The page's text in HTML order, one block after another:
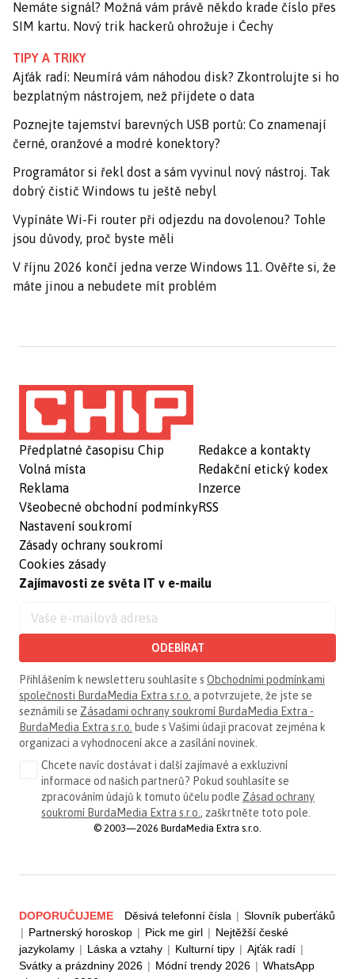
Nemáte signál? Možná vám právě někdo krade číslo přes
SIM kartu. Nový trik hackerů ohrožuje i Čechy
TIPY A TRIKY
Ajťák radí: Neumírá vám náhodou disk? Zkontrolujte si ho
bezplatným nástrojem, než přijdete o data
Poznejte tajemství barevných USB portů: Co znamenají
černé, oranžové a modré konektory?
Programátor si řekl dost a sám vyvinul nový nástroj. Tak
dobrý čistič Windows tu ještě nebyl
Vypínáte Wi-Fi router při odjezdu na dovolenou? Tohle
jsou důvody, proč byste měli
V říjnu 2026 končí jedna verze Windows 11. Ověřte si, že
máte jinou a nebudete mít problém
Předplatné časopisu Chip
Volná místa
Reklama
Všeobecné obchodní podmínky
Nastavení soukromí
Zásady ochrany soukromí
Cookies zásady
Redakce a kontakty
Redakční etický kodex
Inzerce
RSS
Zajímavosti ze světa IT v e-mailu
ODEBÍRAT
Přihlášením k newsletteru souhlasíte s Obchodními podmínkami
společnosti BurdaMedia Extra s.r.o. a potvrzujete, že jste se
seznámili se Zásadami ochrany soukromí BurdaMedia Extra -
BurdaMedia Extra s.r.o. bude s Vašimi údaji pracovat zejména k
organizaci a vyhodnocení akce a zasílání novinek.
Chcete navíc dostávat i další zajímavé a exkluzivní
informace od našich partnerů? Pokud souhlasíte se
zpracováním údajů k tomuto účelu podle Zásad ochrany
soukromí BurdaMedia Extra s.r.o., zaškrtněte toto pole.
© 2003—2026 BurdaMedia Extra s.r.o.
DOPORUČUJEME Děsivá telefonní čísla | Slovník puberťáků
| Partnerský horoskop | Pick me girl | Nejtěžší české
jazykolamy | Láska a vztahy | Kulturní tipy | Ajťák radí |
Svátky a prázdniny 2026 | Módní trendy 2026 | WhatsApp